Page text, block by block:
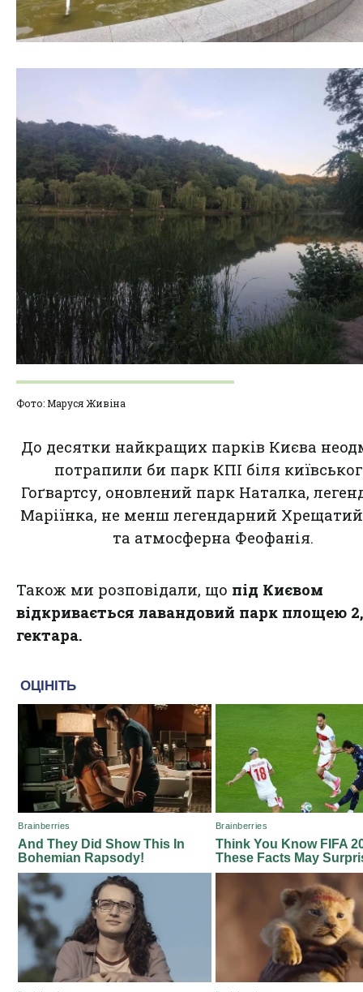
Фото: Маруся Живіна
До десятки найкращих парків Києва
потрапили би парк КПІ біля
Гоґвартсу, оновлений парк Наталка,
Маріїнка, не менш легендарний
та атмосферна Феофанія.
Також ми розповідали, що під Києвом
відкривається лавандовий парк площею
гектара.